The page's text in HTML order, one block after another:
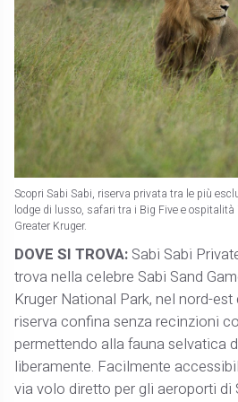
Scopri Sabi Sabi, riserva privata tra le più
lodge di lusso, safari tra i Big Five e ospitalità
Greater Kruger.
DOVE SI TROVA: Sabi Sabi
trova nella celebre Sabi Sand
Kruger National Park, nel nord-est
riserva confina senza recinzioni
permettendo alla fauna selvatica
liberamente. Facilmente
via volo diretto per gli aeroporti di